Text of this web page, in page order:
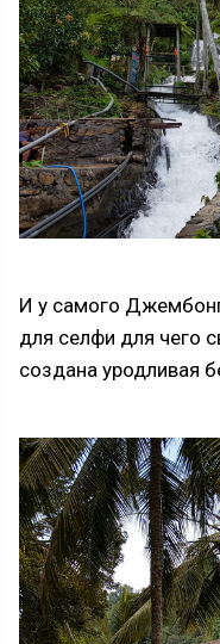
И у самого
для селфи для чего
создана уродливая